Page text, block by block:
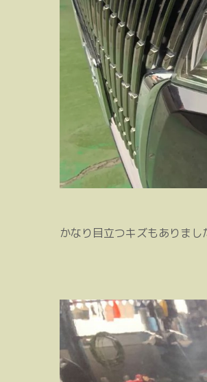
かなり目立つキズもありまし